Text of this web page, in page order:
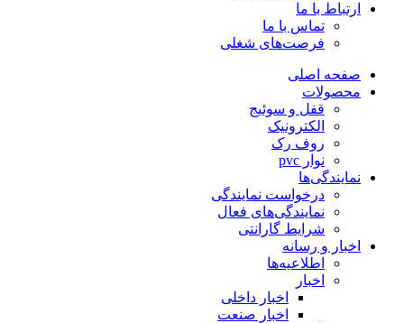
ارتباط با ما
تماس با ما
فرصت‌های شغلی
صفحه اصلی
محصولات
قفل و سوئیج
الکترونیک
روف رک
نوار pvc
نمایندگی‌ها
درخواست نمایندگی
نمایندگی‌های فعال
شرایط گارانتی
اخبار و رسانه
اطلاعیه‌ها
اخبار
اخبار داخلی
اخبار صنعت